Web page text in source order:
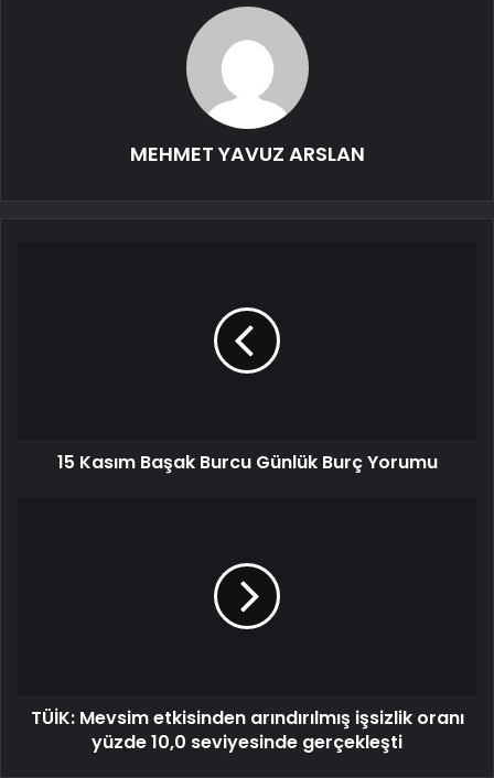
MEHMET YAVUZ ARSLAN
15 Kasım Başak Burcu Günlük Burç Yorumu
TÜİK: Mevsim etkisinden arındırılmış işsizlik oranı
yüzde 10,0 seviyesinde gerçekleşti